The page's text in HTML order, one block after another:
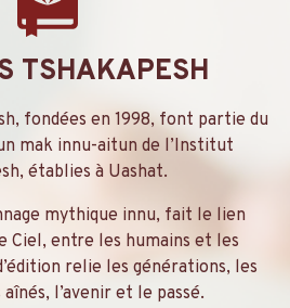
TSHAKAPESH
fondées en 1998, font partie du
mak innu-aitun de l’Institut
établies à Uashat.
mythique innu, fait le lien
Ciel, entre les humains et les
relie les générations, les
l’avenir et le passé.